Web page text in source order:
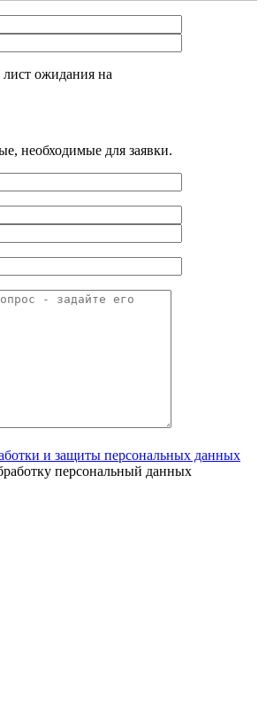
лист ожидания на
необходимые для заявки.
и защиты персональных данных
персональный данных